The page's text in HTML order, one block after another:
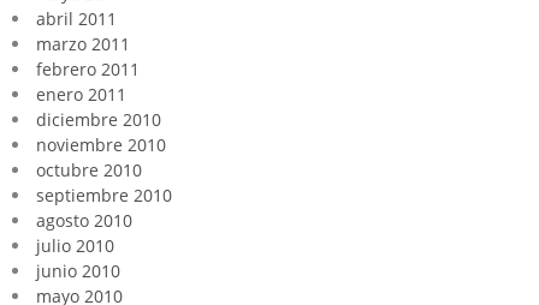
abril 2011
marzo 2011
febrero 2011
enero 2011
diciembre 2010
noviembre 2010
octubre 2010
septiembre 2010
agosto 2010
julio 2010
junio 2010
mayo 2010